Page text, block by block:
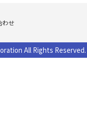
わせ
All Rights Reserved.